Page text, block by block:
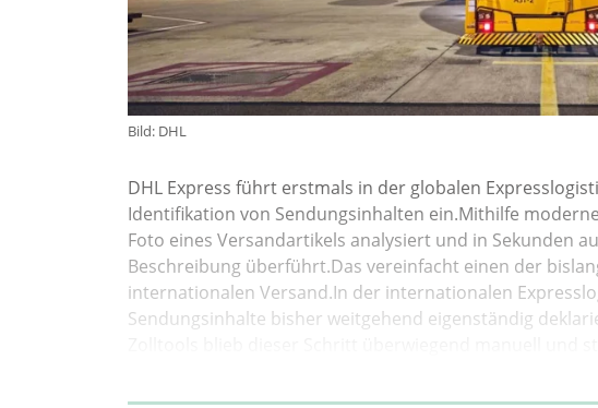
Bild: DHL
DHL Express führt erstmals in der globalen
Identifikation von Sendungsinhalten ein.Mithilfe
Foto eines Versandartikels analysiert und in Sekunden
Beschreibung überführt.Das vereinfacht einen der
internationalen Versand.In der internationalen
Sendungsinhalte bisher weitgehend eigenständig